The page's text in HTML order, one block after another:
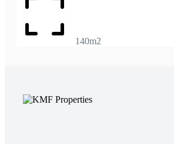
140m2